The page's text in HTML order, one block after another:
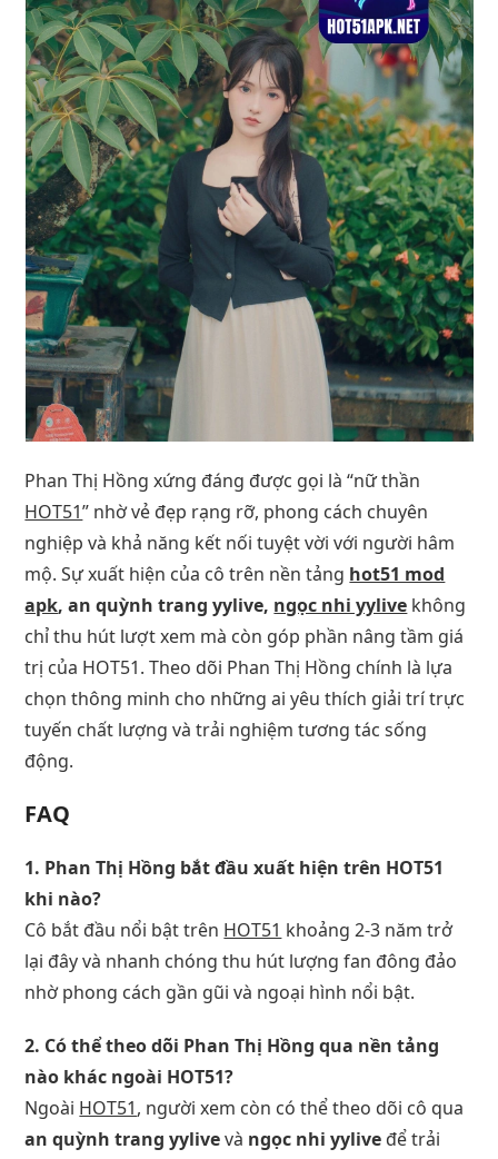
Phan Thị Hồng xứng đáng được gọi là “nữ thần
HOT51” nhờ vẻ đẹp rạng rỡ, phong cách chuyên
nghiệp và khả năng kết nối tuyệt vời với người hâm
mộ. Sự xuất hiện của cô trên nền tảng hot51 mod
apk, an quỳnh trang yylive, ngọc nhi yylive không
chỉ thu hút lượt xem mà còn góp phần nâng tầm giá
trị của HOT51. Theo dõi Phan Thị Hồng chính là lựa
chọn thông minh cho những ai yêu thích giải trí trực
tuyến chất lượng và trải nghiệm tương tác sống
động.
FAQ
1. Phan Thị Hồng bắt đầu xuất hiện trên HOT51
khi nào?
Cô bắt đầu nổi bật trên HOT51 khoảng 2-3 năm trở
lại đây và nhanh chóng thu hút lượng fan đông đảo
nhờ phong cách gần gũi và ngoại hình nổi bật.
2. Có thể theo dõi Phan Thị Hồng qua nền tảng
nào khác ngoài HOT51?
Ngoài HOT51, người xem còn có thể theo dõi cô qua
an quỳnh trang yylivevà ngọc nhi yylive để trải